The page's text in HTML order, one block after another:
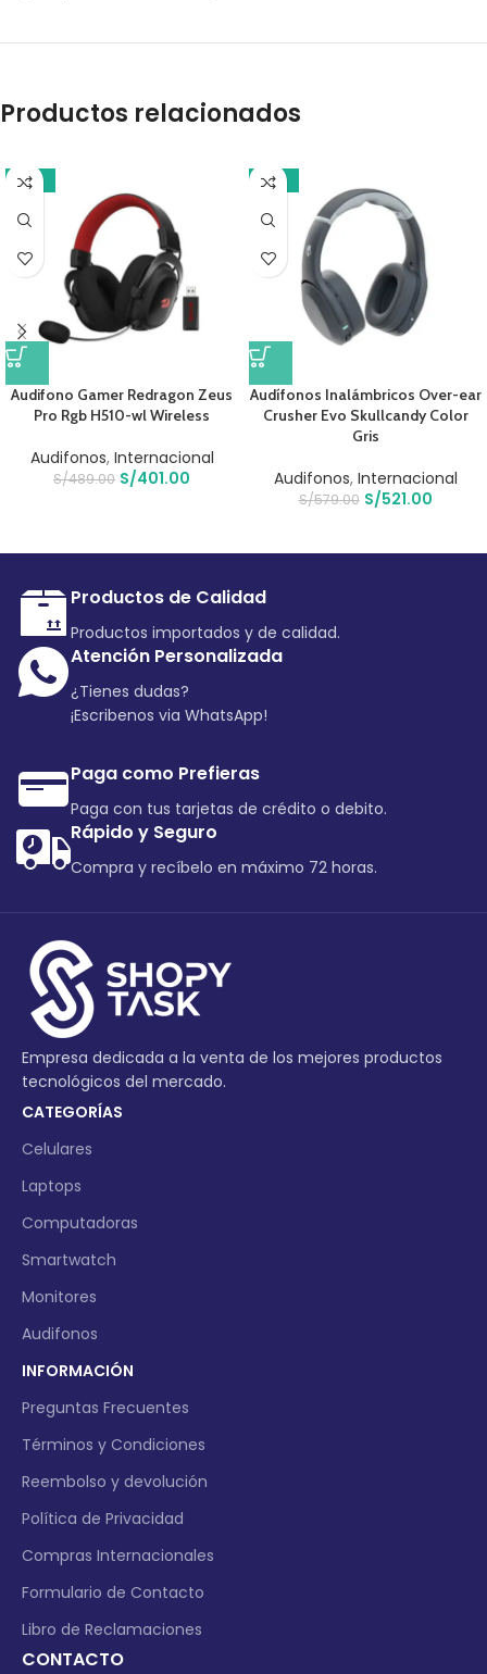
Productos relacionados
-18%
Audifono Gamer Redragon Zeus
Pro Rgb H510-wl Wireless
Audifonos, Internacional
S/489.00 S/401.00
-10%
Audífonos Inalámbricos Over-ear
Crusher Evo Skullcandy Color
Gris
Audifonos, Internacional
S/579.00 S/521.00
Productos de Calidad
Productos importados y de calidad.
Atención Personalizada
¿Tienes dudas?
¡Escribenos via WhatsApp!
Paga como Prefieras
Paga con tus tarjetas de crédito o debito.
Rápido y Seguro
Compra y recíbelo en máximo 72 horas.
Empresa dedicada a la venta de los mejores productos
tecnológicos del mercado.
CATEGORÍAS
Celulares
Laptops
Computadoras
Smartwatch
Monitores
Audifonos
INFORMACIÓN
Preguntas Frecuentes
Términos y Condiciones
Reembolso y devolución
Política de Privacidad
Compras Internacionales
Formulario de Contacto
Libro de Reclamaciones
CONTACTO